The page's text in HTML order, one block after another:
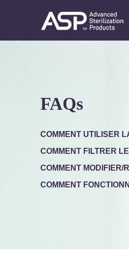
FAQs
COMMENT UTILISER
COMMENT FILTRER
COMMENT MODIFIER/
COMMENT